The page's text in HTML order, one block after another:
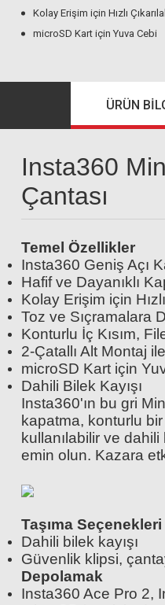
Kolay Erişim için Hızlı
microSD Kart için Yuva Cebi
ÜRÜN
Insta360
Çantası
Temel Özellikler
Insta360 Geniş Açı
Hafif ve Dayanıklı
Kolay Erişim için
Toz ve Sıçramalara
Konturlu İç Kısım,
2-Çatallı Alt Montaj
microSD Kart için
Dahili Bilek Kayışı
Insta360'ın bu gri
kapatma, konturlu
kullanılabilir ve
emin olun. Kazara
Taşıma Seçenekleri
Dahili bilek kayışı
Güvenlik klipsi,
Depolamak
Insta360 Ace Pro 2,